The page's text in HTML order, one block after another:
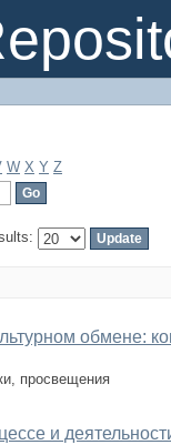
W X Y Z
обмене:
просвещения
и